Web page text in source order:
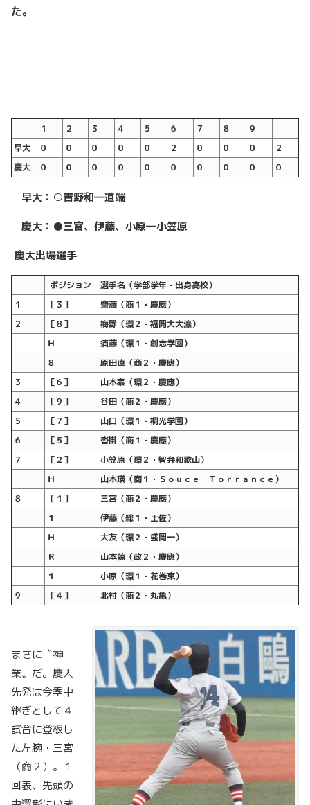
た。
１ ２ ３ ４ ５ ６ ７ ８
９
早大
０ ０ ０ ０ ０ ２ ０ ０ ０
２
慶大
０ ０ ０ ０ ０ ０ ０ ０ ０ ０
早大：○吉野和―道端
慶大：●三宮、伊藤、小原―小笠原
慶大出場選手
ポジション
選手名（学部学年・出身高校）
１
［３］
齋藤（商１・慶應）
２
［８］
梅野（環２・福岡大大濠）
Ｈ
須藤（環１・創志学園）
８
原田直（商２・慶應）
３
［６］
山本泰（環２・慶應）
４
［９］
谷田（商２・慶應）
５
［７］
山口（環１・桐光学園）
６
［５］
沓掛（商１・慶應）
７
［２］
小笠原（環２・智弁和歌山）
Ｈ
山本瑛（商１・Ｓｏｕｃｅ Ｔｏｒｒａｎｃｅ）
８
［１］
三宮（商２・慶應）
１
伊藤（総１・土佐）
Ｈ
大友（環２・盛岡一）
Ｒ
山本諒（政２・慶應）
１
小原（環１・花巻東）
９
［４］ 北村（商２・丸亀）
まさに〝神
業〟だ。慶大
先発は今季中
継ぎとして４
試合に登板し
た左腕・三宮
（商２）。１
回表、先頭の